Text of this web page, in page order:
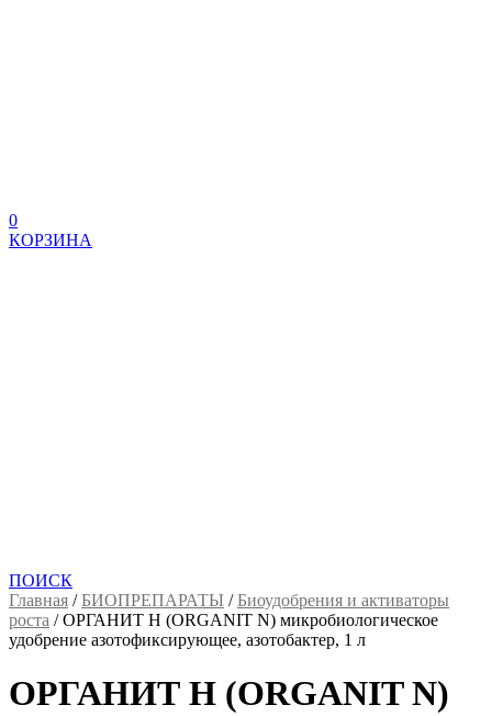
0
КОРЗИНА
ПОИСК
Главная /БИОПРЕПАРАТЫ /Биоудобрения и активаторы
роста /ОРГАНИТ Н (ORGANIT N) микробиологическое
удобрение азотофиксирующее, азотобактер, 1 л
ОРГАНИТ Н (ORGANIT N)